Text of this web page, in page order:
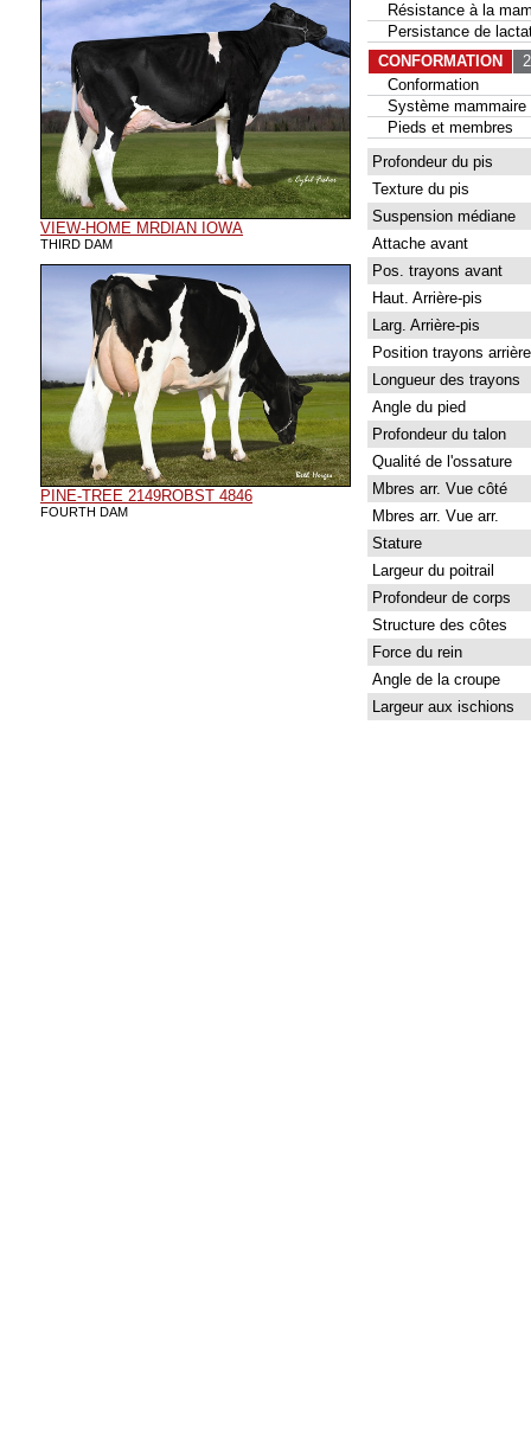
VIEW-HOME MRDIAN IOWA
THIRD DAM
PINE-TREE 2149ROBST 4846
FOURTH DAM
Résistance à la
Persistance de
CONFORMATION
Conformation
Système mammaire
Pieds et membres
Profondeur du pis
Texture du pis
Suspension médiane
Attache avant
Pos. trayons avant
Haut. Arrière-pis
Larg. Arrière-pis
Position trayons arrière
Longueur des trayons
Angle du pied
Profondeur du talon
Qualité de l'ossature
Mbres arr. Vue côté
Mbres arr. Vue arr.
Stature
Largeur du poitrail
Profondeur de corps
Structure des côtes
Force du rein
Angle de la croupe
Largeur aux ischions